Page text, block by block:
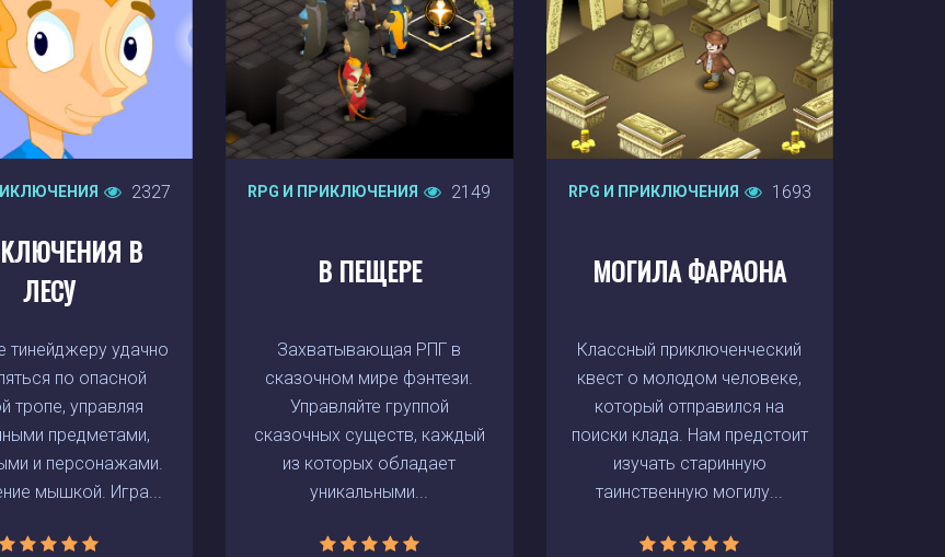
2327
В
ЛЕСУ
тинейджеру удачно
по опасной
тропе, управляя
предметами,
и персонажами.
мышкой. Игра...
RPG И ПРИКЛЮЧЕНИЯ 2149
В ПЕЩЕРЕ
Захватывающая РПГ в
сказочном мире фэнтези.
Управляйте группой
сказочных существ, каждый
из которых обладает
уникальными...
RPG И ПРИКЛЮЧЕНИЯ 1693
МОГИЛА ФАРАОНА
Классный приключенческий
квест о молодом человеке,
который отправился на
поиски клада. Нам предстоит
изучать старинную
таинственную могилу...